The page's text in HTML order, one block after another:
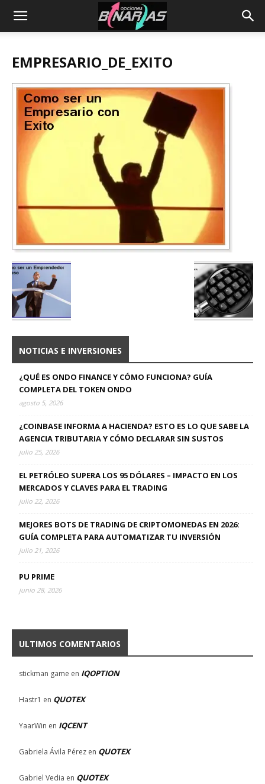
EMPRESARIO_DE_EXITO
NOTICIAS E INVERSIONES
¿QUÉ ES ONDO FINANCE Y CÓMO FUNCIONA? GUÍA
COMPLETA DEL TOKEN ONDO
agosto 5, 2026
¿COINBASE INFORMA A HACIENDA? ESTO ES LO QUE SABE LA
AGENCIA TRIBUTARIA Y CÓMO DECLARAR SIN SUSTOS
julio 25, 2026
EL PETRÓLEO SUPERA LOS 95 DÓLARES – IMPACTO EN LOS
MERCADOS Y CLAVES PARA EL TRADING
julio 22, 2026
MEJORES BOTS DE TRADING DE CRIPTOMONEDAS EN 2026:
GUÍA COMPLETA PARA AUTOMATIZAR TU INVERSIÓN
julio 21, 2026
PU PRIME
junio 28, 2026
ULTIMOS COMENTARIOS
stickman game en IQOPTION
Hastr1 en QUOTEX
YaarWin en IQCENT
Gabriela Ávila Pérez en QUOTEX
Gabriel Vedia en QUOTEX